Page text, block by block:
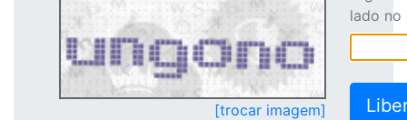
[trocar imagem]
lado no